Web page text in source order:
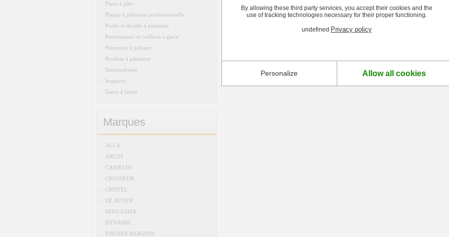
Pince à pâte
Plaque à pâtisserie professionnelle
Poche et douille à pâtisserie
Portionneurs et cuillères à glace
Présentoir à gâteaux
Rouleau à pâtisserie
Saupoudreuse
Supports
Tamis à farine
Marques
ALLA
ARCOS
CASSELIN
CHASSEUR
CRISTEL
DE BUYER
DITO SAMA
DYNAMIC
FISCHER BARGOIN
By allowing these third party services, you accept their cookies and the
use of tracking technologies necessary for their proper functioning.
undefined Privacy policy
Personalize Allow all cookies